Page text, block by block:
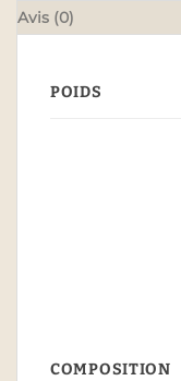
Avis (0)
POIDS
COMPOSITION